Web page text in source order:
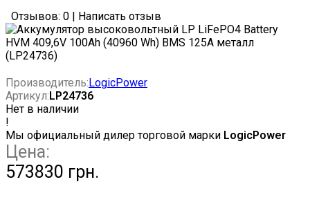
Отзывов: 0 Написать отзыв
Производитель: LogicPower
Артикул: LP24736
Нет в наличии
!
Мы официальный дилер торговой марки LogicPower
Цена:
573830 грн.